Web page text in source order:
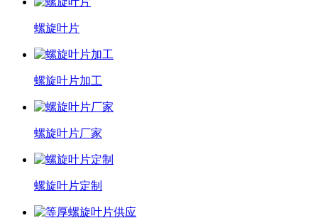
螺旋叶片
螺旋叶片加工
螺旋叶片厂家
螺旋叶片定制